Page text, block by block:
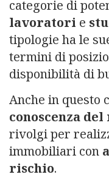
categorie di
lavoratori e
tipologie ha le
termini di
disponibilità di
Anche in questo
conoscenza
rivolgi per
immobiliari con
rischio.